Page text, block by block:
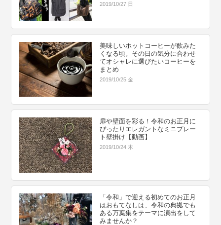
2019/10/27 日
美味しいホットコーヒーが飲みた
くなる頃。その日の気分に合わせ
てオシャレに選びたいコーヒーを
まとめ
2019/10/25 金
扉や壁面を彩る！令和のお正月に
ぴったりエレガントなミニプレー
ト壁掛け【動画】
2019/10/24 木
「令和」で迎える初めてのお正月
はおもてなしは、令和の典拠でも
ある万葉集をテーマに演出をして
みませんか？